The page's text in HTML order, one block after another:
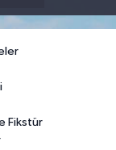
Fikstür